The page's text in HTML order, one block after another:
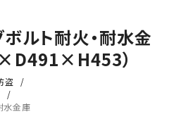
ルト耐火・耐水金
）
盗
水金庫